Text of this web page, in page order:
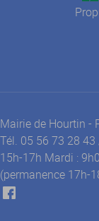
Mairie de Hourtin -
Tél. 05 56 73 28
15h-17h Mardi :
(permanence 17h-